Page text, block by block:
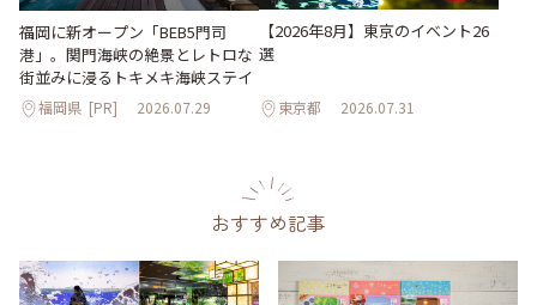
福岡に新オープン「BEB5門司
港」。関門海峡の絶景とレトロな
街並みに浸るトキメキ海峡ステイ
福岡県 [PR] 2026.07.29
【2026年8月】東京のイベント26
選
東京都 2026.07.31
おすすめ記事